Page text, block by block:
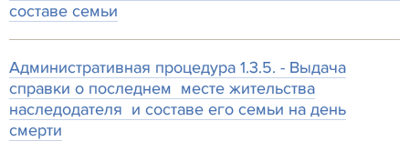
составе семьи
Административная процедура 1.3.5. - Выдача
справки о последнем месте жительства
наследодателя и составе его семьи на день
смерти